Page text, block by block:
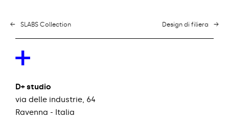
← SLABS Collection →
Design di filiera
+
D+ studio
via delle industrie, 64
Ravenna - Italia